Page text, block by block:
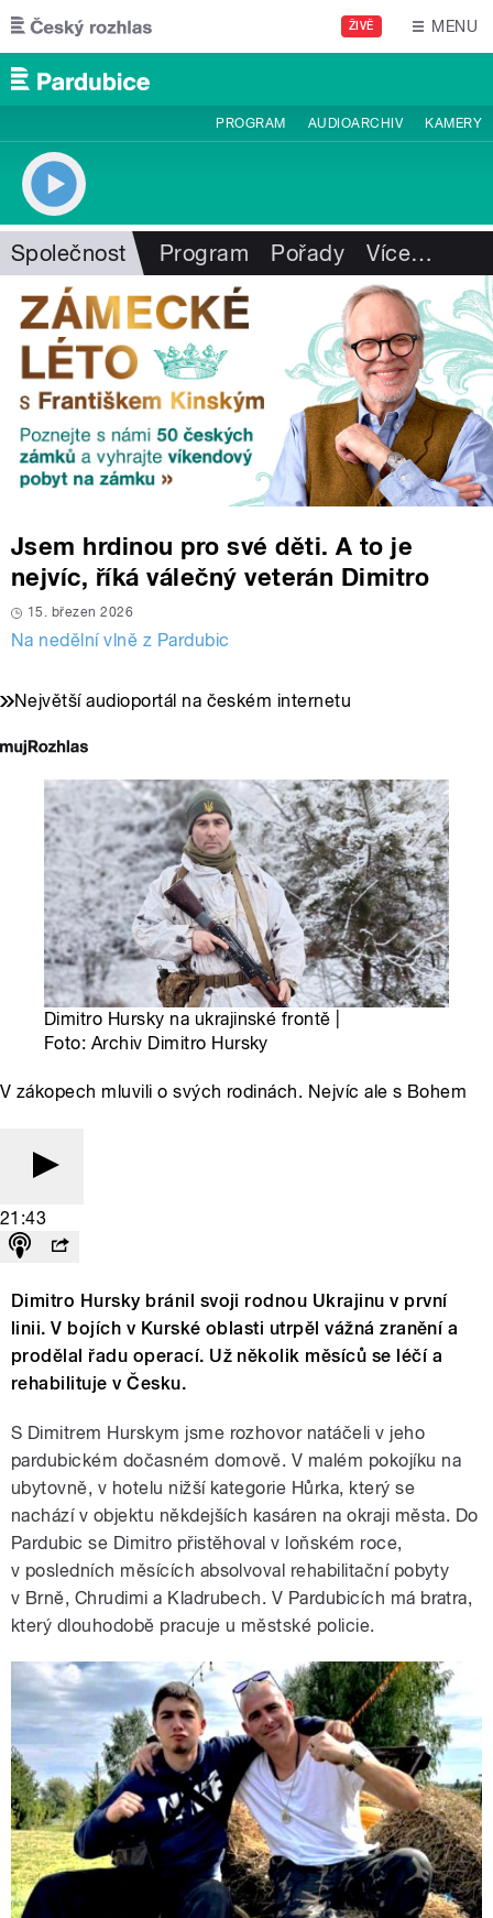
Přejít k hlavnímu obsahu
ŽIVĚ MENU
PROGRAM AUDIOARCHIV KAMERY
Společnost Program Pořady Více…
Jsem hrdinou pro své děti. A to je
nejvíc, říká válečný veterán Dimitro
15. březen 2026
Na nedělní vlně z Pardubic
Největší audioportál na českém internetu
Dimitro Hursky na ukrajinské frontě |
Foto: Archiv Dimitro Hursky
V zákopech mluvili o svých rodinách. Nejvíc ale s Bohem
21:43
Dimitro Hursky bránil svoji rodnou Ukrajinu v první
linii. V bojích v Kurské oblasti utrpěl vážná zranění a
prodělal řadu operací. Už několik měsíců se léčí a
rehabilituje v Česku.
S Dimitrem Hurskym jsme rozhovor natáčeli v jeho
pardubickém dočasném domově. V malém pokojíku na
ubytovně, v hotelu nižší kategorie Hůrka, který se
nachází v objektu někdejších kasáren na okraji města. Do
Pardubic se Dimitro přistěhoval v loňském roce,
v posledních měsících absolvoval rehabilitační pobyty
v Brně, Chrudimi a Kladrubech. V Pardubicích má bratra,
který dlouhodobě pracuje u městské policie.